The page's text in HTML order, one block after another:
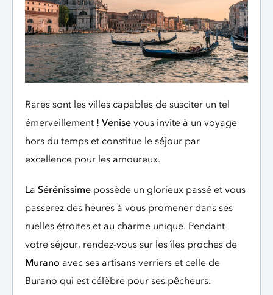
Rares sont les villes capables de susciter un tel
émerveillement ! Venise vous invite à un voyage
hors du temps et constitue le séjour par
excellence pour les amoureux.
La Sérénissime possède un glorieux passé et vous
passerez des heures à vous promener dans ses
ruelles étroites et au charme unique. Pendant
votre séjour, rendez-vous sur les îles proches de
Murano avec ses artisans verriers et celle de
Burano qui est célèbre pour ses pêcheurs.